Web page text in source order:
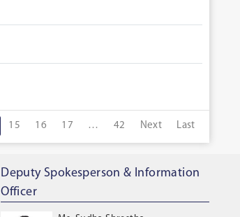
15 16 17 … 42 Next Last
Deputy Spokesperson & Information
Officer